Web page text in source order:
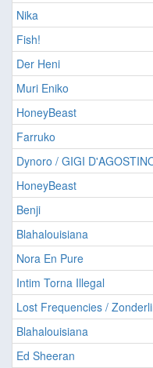
Nika
Fish!
Der Heni
Muri Eniko
HoneyBeast
Farruko
Dynoro / GIGI
HoneyBeast
Benji
Blahalouisiana
Nora En Pure
Intim Torna Illegal
Lost Frequencies /
Blahalouisiana
Ed Sheeran